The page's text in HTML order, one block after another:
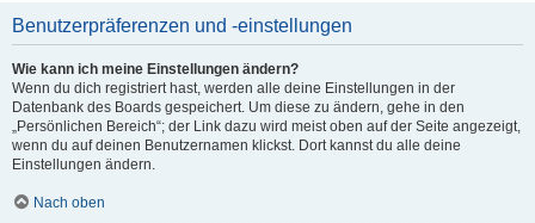
Benutzerpräferenzen und -einstellungen
Wie kann ich meine Einstellungen ändern?
Wenn du dich registriert hast, werden alle deine Einstellungen in der
Datenbank des Boards gespeichert. Um diese zu ändern, gehe in den
„Persönlichen Bereich“; der Link dazu wird meist oben auf der Seite angezeigt,
wenn du auf deinen Benutzernamen klickst. Dort kannst du alle deine
Einstellungen ändern.
Nach oben